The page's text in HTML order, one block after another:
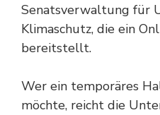
Senatsverwaltung für
Klimaschutz, die ein
bereitstellt.
Wer ein temporäres
möchte, reicht die